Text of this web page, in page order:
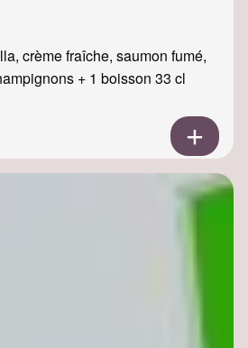
crème fraîche, saumon fumé,
+ 1 boisson 33 cl